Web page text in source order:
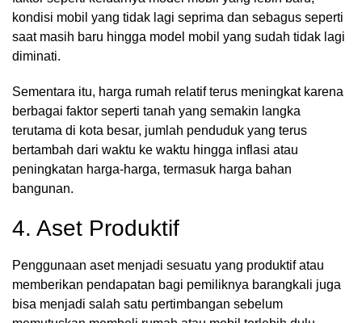
kondisi mobil yang tidak lagi seprima dan sebagus seperti
saat masih baru hingga model mobil yang sudah tidak lagi
diminati.
Sementara itu, harga rumah relatif terus meningkat karena
berbagai faktor seperti tanah yang semakin langka
terutama di kota besar, jumlah penduduk yang terus
bertambah dari waktu ke waktu hingga inflasi atau
peningkatan harga-harga, termasuk harga bahan
bangunan.
4. Aset Produktif
Penggunaan aset menjadi sesuatu yang produktif atau
memberikan pendapatan bagi pemiliknya barangkali juga
bisa menjadi salah satu pertimbangan sebelum